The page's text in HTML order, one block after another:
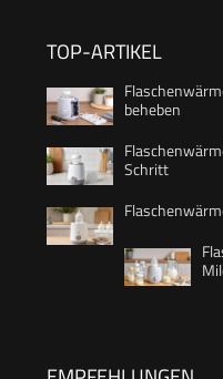
TOP-ARTIKEL
beheben
Schritt